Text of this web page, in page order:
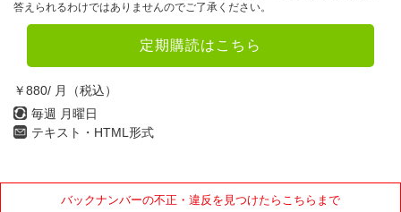
答えられるわけではありませんのでご了承ください。
定期購読はこちら
￥880/ 月（税込）
毎週 月曜日
テキスト・HTML形式
バックナンバーの不正・違反を見つけたらこちらまで